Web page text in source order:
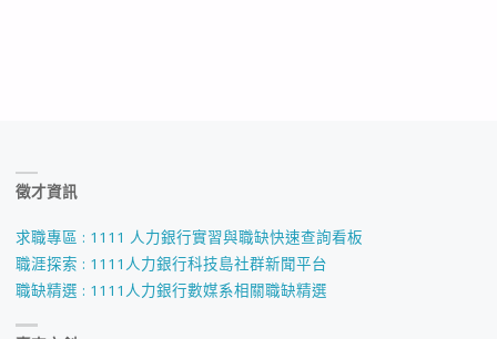
徵才資訊
求職專區 : 1111 人力銀行實習與職缺快速查詢看板
職涯探索 : 1111人力銀行科技島社群新聞平台
職缺精選 : 1111人力銀行數媒系相關職缺精選